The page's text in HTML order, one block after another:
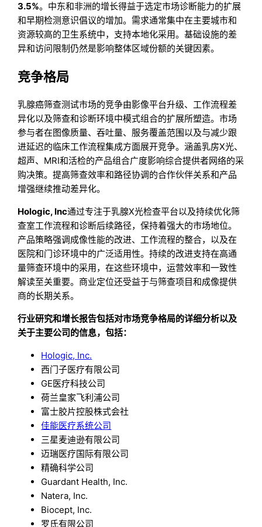
3.5%。中东和非洲的增长得益于选定市场诊断能力的扩展
和早期检测意识倡议的增加。需求通常集中在主要城市和
资源较高的卫生系统中，支持本地化采用。基础设施的差
异和访问限制仍然是影响整体区域份额的关键因素。
竞争格局
乳腺癌筛查测试市场的竞争由影像平台升级、工作流程差
异化以及筛查和诊断环境中模式组合的扩展所塑造。市场
参与者在图像质量、吞吐量、服务覆盖范围以及与减少跟
进延迟的临床工作流程集成方面展开竞争。涵盖乳房X光、
超声、MRI和活检的产品组合广度影响综合提供者网络的采
购决策。提高筛查效率和路径协调的合作伙伴关系和产品
增强继续推动差异化。
Hologic, Inc通过专注于乳腺X光检查平台以及持续优化筛
查室工作流程和诊断后续路径，保持着强大的市场地位。
产品策略强调成像性能的改进、工作流程的整合，以及在
医院和门诊环境中的广泛适用性。持续的改进支持在高通
量筛查环境中的采用，在这些环境中，运营效率和一致性
解读至关重要。商业定位还受益于与筛查项目和成像提供
商的长期关系。
行业研究和增长报告包括对市场竞争格局的详细分析以及
关于主要公司的信息，包括：
Hologic, Inc.
西门子医疗有限公司
GE医疗科技公司
荷兰皇家飞利浦公司
富士胶片控股株式会社
佳能医疗系统公司
三星麦迪逊有限公司
迈瑞医疗国际有限公司
精确科学公司
Guardant Health, Inc.
Natera, Inc.
Biocept, Inc.
罗氏有限公司